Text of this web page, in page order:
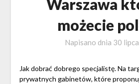
Warszawa
możecie
Napisano dnia 30
Jak dobrać dobrego specjalistę. Na
prywatnych gabinetów, które